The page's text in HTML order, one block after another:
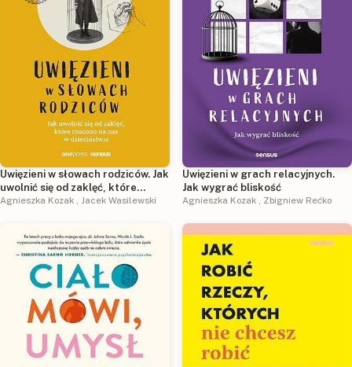
Uwięzieni w słowach rodziców. Jak
uwolnić się od zaklęć, które
rzucono na nas w dzieciństwie
Agnieszka Kozak Jacek Wasilewski
Uwięzieni w grach relacyjnych.
Jak wygrać bliskość
Agnieszka Kozak Zbigniew Rećko